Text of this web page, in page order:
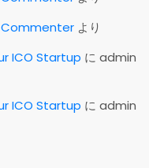
Commenter より
ICO Startup に admin
ICO Startup に admin